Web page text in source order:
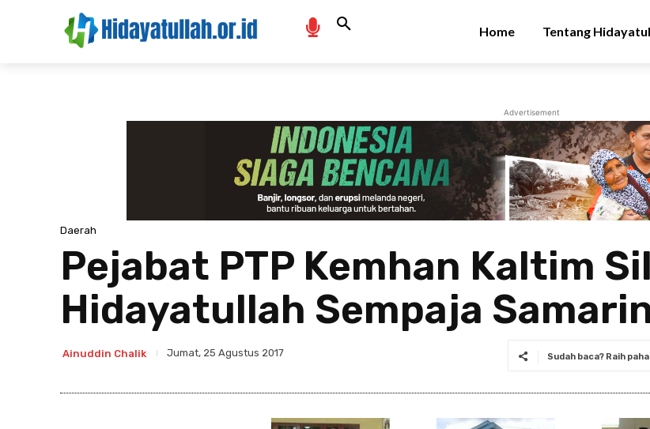
Home Tentang
Advertisement
Daerah
Pejabat PTP Kemhan Kaltim
Hidayatullah Sempaja
Ainuddin Chalik Jumat, 25 Agustus 2017 Sudah baca? Raih